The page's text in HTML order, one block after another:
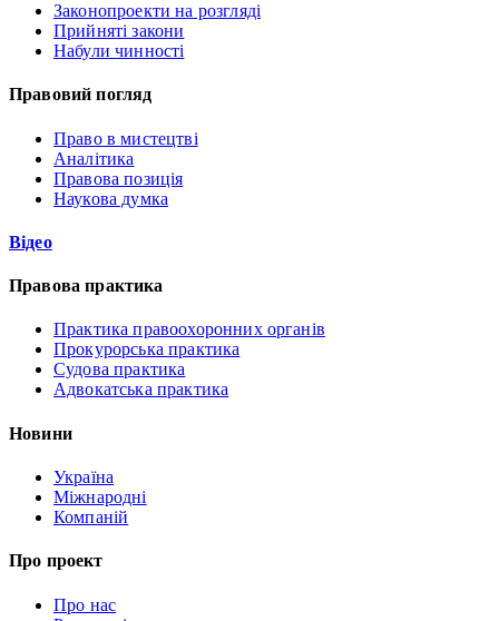
Законопроекти на розгляді
Прийняті закони
Набули чинності
Правовий погляд
Право в мистецтві
Аналітика
Правова позиція
Наукова думка
Відео
Правова практика
Практика правоохоронних органів
Прокурорська практика
Судова практика
Адвокатська практика
Новини
Україна
Міжнародні
Компаній
Про проект
Про нас